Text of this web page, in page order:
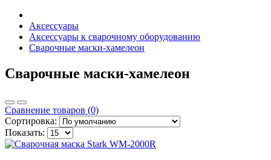
Аксессуары
Аксессуары к сварочному оборудованию
Сварочные маски-хамелеон
Сварочные маски-хамелеон
Сравнение товаров (0)
Сортировка:
Показать: